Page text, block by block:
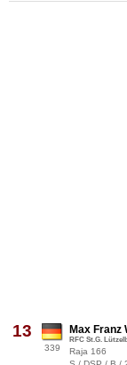
13
339
Max Franz
RFC St.G.
Raja 166